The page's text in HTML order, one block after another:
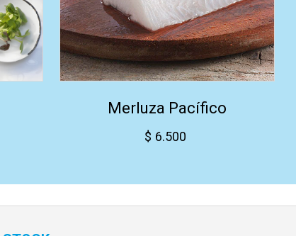
Merluza Pacífico
$ 6.500